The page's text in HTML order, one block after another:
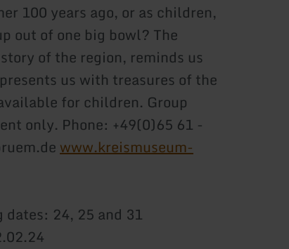
100 years ago, or as children,
out of one big bowl? The
of the region, reminds us
us with treasures of the
for children. Group
only. Phone: +49(0)65 61 -
www.kreismuseum-
24, 25 and 31